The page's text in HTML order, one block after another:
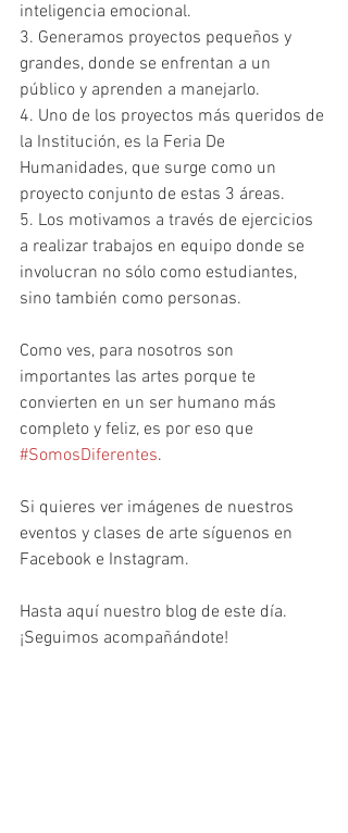
inteligencia emocional.
3. Generamos proyectos pequeños y
grandes, donde se enfrentan a un
público y aprenden a manejarlo.
4. Uno de los proyectos más queridos de
la Institución, es la Feria De
Humanidades, que surge como un
proyecto conjunto de estas 3 áreas.
5. Los motivamos a través de ejercicios
a realizar trabajos en equipo donde se
involucran no sólo como estudiantes,
sino también como personas.
Como ves, para nosotros son
importantes las artes porque te
convierten en un ser humano más
completo y feliz, es por eso que
#SomosDiferentes.
Si quieres ver imágenes de nuestros
eventos y clases de arte síguenos en
Facebook e Instagram.
Hasta aquí nuestro blog de este día.
¡Seguimos acompañándote!